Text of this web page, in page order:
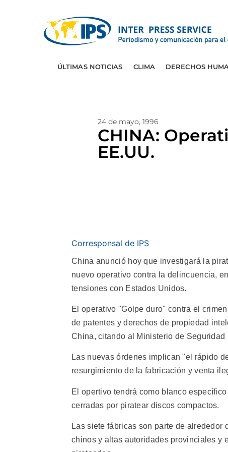
ÚLTIMAS NOTICIAS CLIMA DERECHOS
24 de mayo, 1996
CHINA:
EE.UU.
Corresponsal de IPS
China anunció hoy que investigará la
nuevo operativo contra la delincuencia,
tensiones con Estados Unidos.
El operativo "Golpe duro" contra el
de patentes y derechos de propiedad
China, citando al Ministerio de Seguridad
Las nuevas órdenes implican "el rápido
resurgimiento de la fabricación y venta
El opertivo tendrá como blanco
cerradas por piratear discos compactos.
Las siete fábricas son parte de
chinos y altas autoridades provinciales y